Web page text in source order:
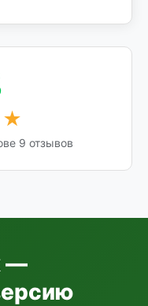
9 отзывов
—